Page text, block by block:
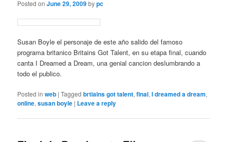
Posted onJune 29, 2009bypc
Susan Boyle el personaje de este año salido del famoso
programa britanico Britains Got Talent, en su etapa final, cuando
canta I Dreamed a Dream, una genial cancion deslumbrando a
todo el publico.
Posted in web |Tagged brtiains got talent,final,I dreamed a dream,
online,susan boyle | Leave a reply